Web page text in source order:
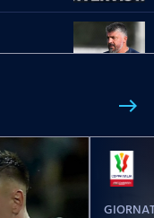
partita
east